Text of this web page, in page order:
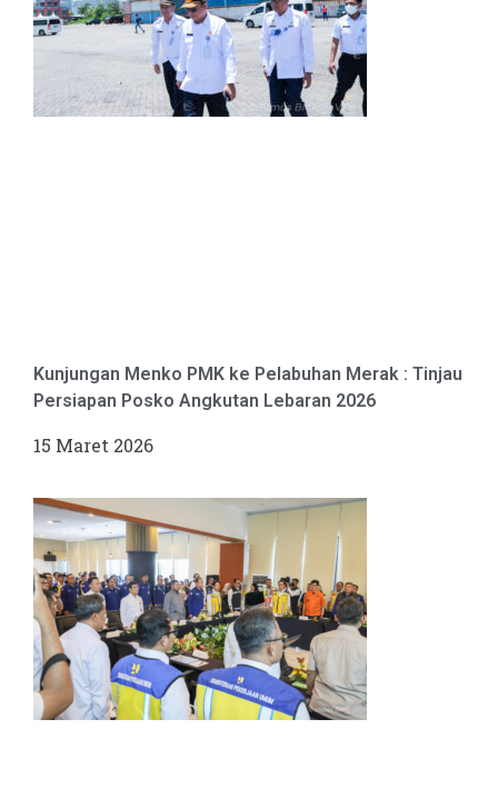
Kunjungan Menko PMK ke Pelabuhan Merak : Tinjau
Persiapan Posko Angkutan Lebaran 2026
15 Maret 2026